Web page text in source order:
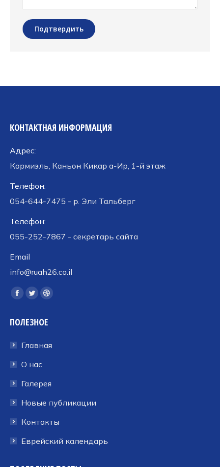
Подтвердить
КОНТАКТНАЯ ИНФОРМАЦИЯ
Адрес:
Кармиэль, Каньон Кикар а-Ир, 1-й этаж
Телефон:
054-644-7475 - р. Эли Тальберг
Телефон:
055-252-7867 - секретарь сайта
Email
info@ruah26.co.il
Ищите нас:
Страница
открывается
новом
окне
Страница
открывается
новом
окне
Страница
открывается
новом
ПОЛЕЗНОЕ
Главная
О нас
Галерея
Новые публикации
Контакты
Еврейский календарь